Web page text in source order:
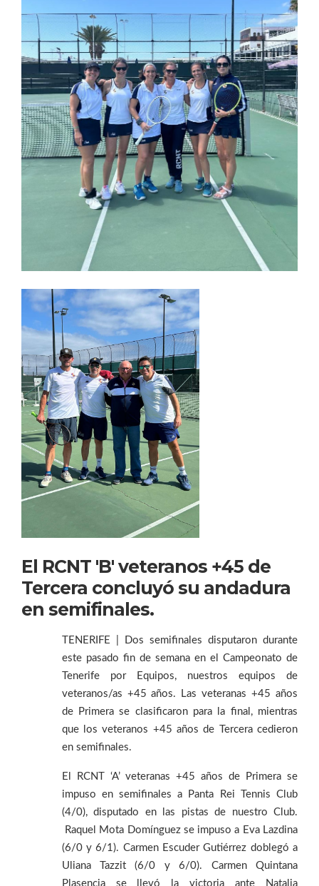
El RCNT 'B' veteranos +45 de
Tercera concluyó su andadura
en semifinales.
TENERIFE | Dos semifinales disputaron durante
este pasado fin de semana en el Campeonato de
Tenerife por Equipos, nuestros equipos de
veteranos/as +45 años. Las veteranas +45 años
de Primera se clasificaron para la final, mientras
que los veteranos +45 años de Tercera cedieron
en semifinales.
El RCNT ‘A’ veteranas +45 años de Primera se
impuso en semifinales a Panta Rei Tennis Club
(4/0), disputado en las pistas de nuestro Club.
Raquel Mota Domínguez se impuso a Eva Lazdina
(6/0 y 6/1). Carmen Escuder Gutiérrez doblegó a
Uliana Tazzit (6/0 y 6/0). Carmen Quintana
Plasencia se llevó la victoria ante Natalja